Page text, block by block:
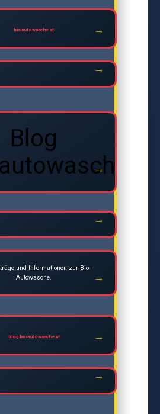
bioautowasche.at
Blog
und Informationen zur Bio-
Autowäsche.
blog.bioautowasche.at